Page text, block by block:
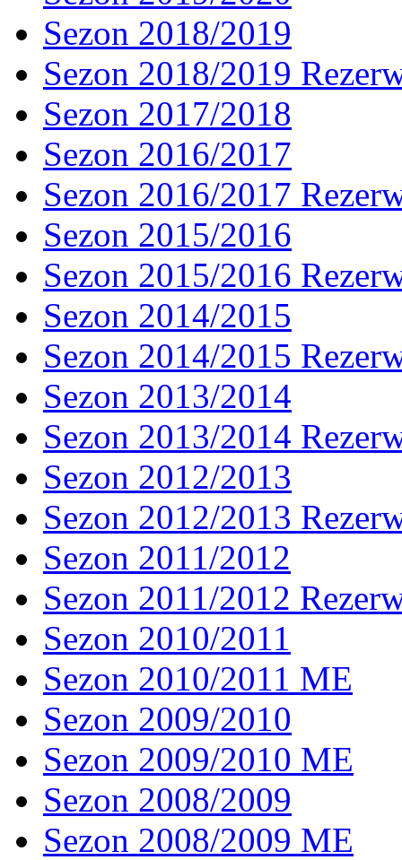
Sezon 2018/2019
Sezon 2018/2019
Sezon 2017/2018
Sezon 2016/2017
Sezon 2016/2017
Sezon 2015/2016
Sezon 2015/2016
Sezon 2014/2015
Sezon 2014/2015
Sezon 2013/2014
Sezon 2013/2014
Sezon 2012/2013
Sezon 2012/2013
Sezon 2011/2012
Sezon 2011/2012
Sezon 2010/2011
Sezon 2010/2011 ME
Sezon 2009/2010
Sezon 2009/2010 ME
Sezon 2008/2009
Sezon 2008/2009 ME